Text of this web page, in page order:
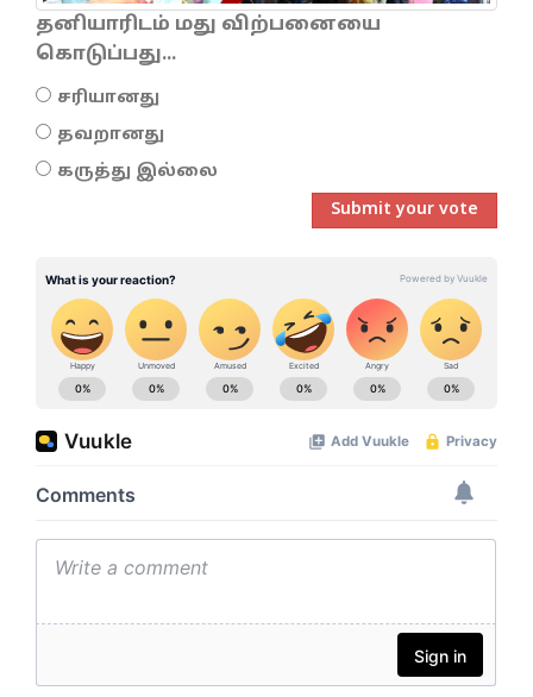
தனியாரிடம் மது விற்பனையை
கொடுப்பது...
சரியானது
தவறானது
கருத்து இல்லை
Submit your vote